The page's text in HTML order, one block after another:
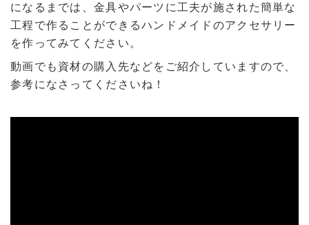
になるまでは、金具やパーツに工夫が施された簡単な
工程で作ることができるハンドメイドのアクセサリー
を作ってみてください。
動画でも資材の購入先などをご紹介していますので、
参考になさってくださいね！